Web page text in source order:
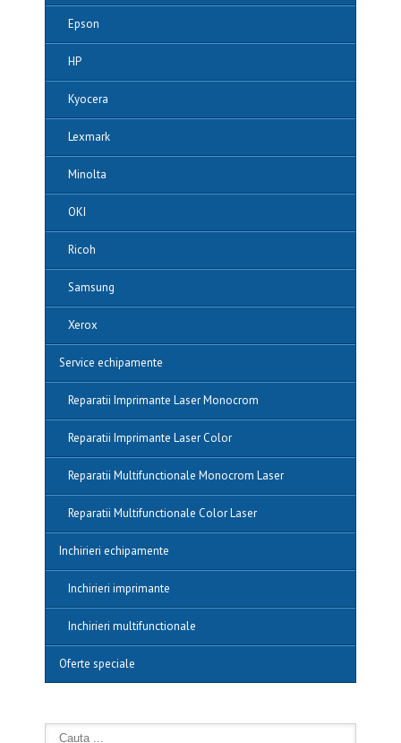
Epson
HP
Kyocera
Lexmark
Minolta
OKI
Ricoh
Samsung
Xerox
Service echipamente
Reparatii Imprimante Laser Monocrom
Reparatii Imprimante Laser Color
Reparatii Multifunctionale Monocrom Laser
Reparatii Multifunctionale Color Laser
Inchirieri echipamente
Inchirieri imprimante
Inchirieri multifunctionale
Oferte speciale